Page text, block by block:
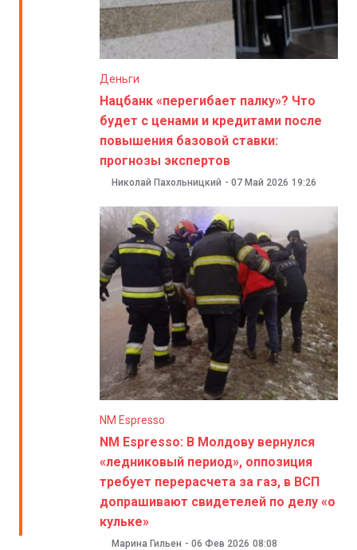
Деньги
Нацбанк «перегибает палку»? Что
будет с ценами и кредитами после
повышения базовой ставки:
прогнозы экспертов
Николай Пахольницкий - 07 Май 2026 19:26
NM Espresso
NM Espresso: В Молдову вернулся
«ледниковый период», оппозиция
требует перерасчета за газ, в ВСП
допрашивают свидетелей по делу «о
кульке»
Марина Гильен - 06 Фев 2026 08:08